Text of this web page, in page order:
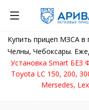
Купить прицеп МЗСА в
Челны, Чебоксары.
Установка Smart БЕЗ
Toyota LC 150, 200,
Mersedes,